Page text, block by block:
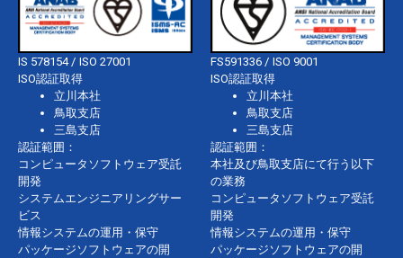
IS 578154 / ISO 27001
ISO認証取得
立川本社
鳥取支店
三島支店
認証範囲：
コンピュータソフトウェア受託
開発
システムエンジニアリングサー
ビス
情報システムの運用・保守
パッケージソフトウェアの開
FS591336 / ISO 9001
ISO認証取得
立川本社
鳥取支店
三島支店
認証範囲：
本社及び鳥取支店にて行う以下
の業務
コンピュータソフトウェア受託
開発
情報システムの運用・保守
パッケージソフトウェアの開